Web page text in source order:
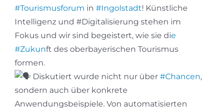
#Tourismusforum in #Ingolstadt! Künstliche
Intelligenz und #Digitalisierung stehen im
Fokus und wir sind begeistert, wie sie die
#Zukunft des oberbayerischen Tourismus
formen.
Diskutiert wurde nicht nur über #Chancen,
sondern auch über konkrete
Anwendungsbeispiele. Von automatisierten